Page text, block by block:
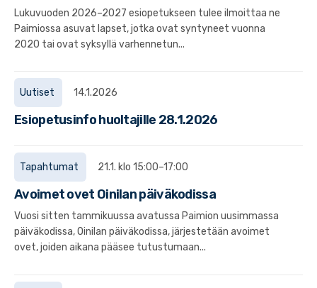
Lukuvuoden 2026–2027 esiopetukseen tulee ilmoittaa ne
Paimiossa asuvat lapset, jotka ovat syntyneet vuonna
2020 tai ovat syksyllä varhennetun...
Uutiset 14.1.2026
Esiopetusinfo huoltajille 28.1.2026
Tapahtumat 21.1. klo 15:00–17:00
Avoimet ovet Oinilan päiväkodissa
Vuosi sitten tammikuussa avatussa Paimion uusimmassa
päiväkodissa, Oinilan päiväkodissa, järjestetään avoimet
ovet, joiden aikana pääsee tutustumaan...